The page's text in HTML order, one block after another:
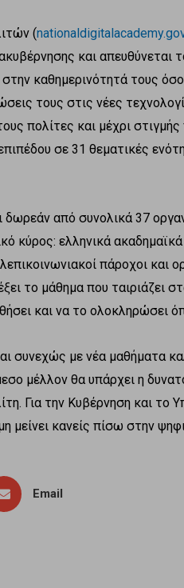
(
και απευθύνεται
καθημερινότητά τους
τους στις νέες
πολίτες και μέχρι
σε 31 θεματικές
δωρεάν από συνολικά 37
κύρος: ελληνικά
πάροχοι και
το μάθημα που ταιριάζει
και να το ολοκληρώσει
συνεχώς με νέα μαθήματα
μέλλον θα υπάρχει η
Για την Κυβέρνηση και το
μείνει κανείς πίσω στην
Email